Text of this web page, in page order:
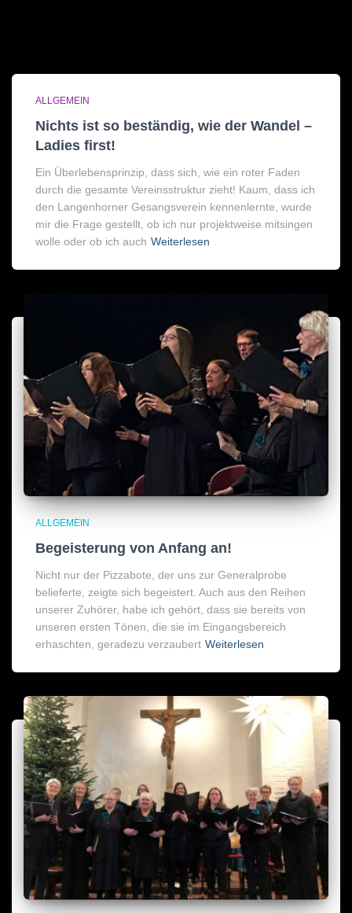
ALLGEMEIN
Nichts ist so beständig, wie der Wandel –
Ladies first!
Ein Überlebensprinzip, dass sich, wie ein roter Faden
durch die gesamte Vereinsstruktur zieht! Kaum, dass ich
den Langenhorner Gesangsverein kennenlernte, wurde
mir die Frage gestellt, ob ich nur projektweise mitsingen
wolle oder ob ich auch Weiterlesen
ALLGEMEIN
Begeisterung von Anfang an!
Nicht nur der Pizzabote, der uns zur Generalprobe
belieferte, zeigte sich begeistert. Auch aus den Reihen
unserer Zuhörer, habe ich gehört, dass sie bereits von
unseren ersten Tönen, die sie im Eingangsbereich
erhaschten, geradezu verzaubert Weiterlesen